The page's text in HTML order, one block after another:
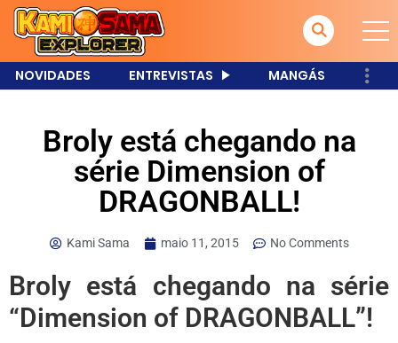
NOVIDADES ENTREVISTAS MANGÁS
Broly está chegando na
série Dimension of
DRAGONBALL!
Kami Sama maio 11, 2015 No Comments
Broly está chegando na série
“Dimension of DRAGONBALL”!